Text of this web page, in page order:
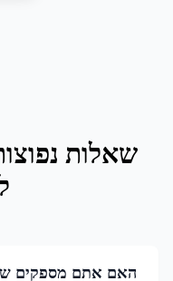
שאלות
האם אתם מספקים